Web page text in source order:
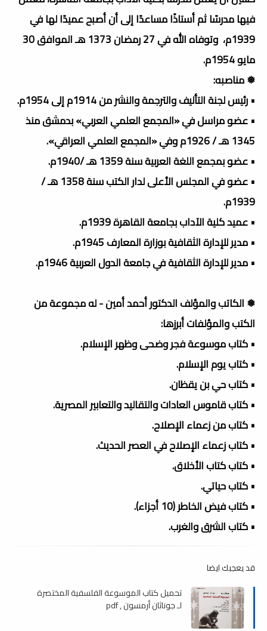
فيها مدرسًا ثم أستاذًا مساعدًا إلى أن أصبح عميدًا لها في
1939م، وتوفاه الله في 27 رمضان 1373 هـ الموافق 30
مايو 1954م.
❅ مناصبه:
• رئيس لجنة التأليف والترجمة والنشر من 1914م إلى 1954م.
• عضو مراسل في «المجمع العلمي العربي» بدمشق منذ
1345 هـ / 1926م وفي «المجمع العلمي العراقي».
• عضو بمجمع اللغة العربية سنة 1359 هـ /1940م.
• عضو في المجلس الأعلى لدار الكتب سنة 1358 هـ /
1939م.
• عميد كلية الآداب بجامعة القاهرة 1939م.
• مدير للإدارة الثقافية بوزارة المعارف 1945م.
• مدير للإدارة الثقافية في جامعة الدول العربية 1946م.
❅ الكاتب والمؤلف الدكتور أحمد أمين - له مجموعة من
الكتب والمؤلفات أبرزها:
• كتاب موسوعة فجر وضحى وظهر الإسلام.
• كتاب يوم الإسلام.
• كتاب حي بن يقظان.
• كتاب قاموس العادات والتقاليد والتعابير المصرية.
• كتاب من زعماء الإصلاح.
• كتاب زعماء الإصلاح في العصر الحديث.
• كتاب كتاب الأخلاق.
• كتاب حياتي.
• كتاب فيض الخاطر (10 أجزاء).
• كتاب الشرق والغرب.
قد يعجبك ايضا
تحميل كتاب الموسوعة الفلسفية المختصرة
لـ جوناثان أرمسون , pdf